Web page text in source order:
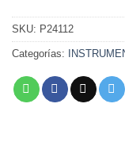
SKU: P24112
Categorías: